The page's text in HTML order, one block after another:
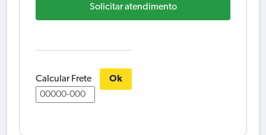
Solicitar atendimento
Calcular Frete Ok